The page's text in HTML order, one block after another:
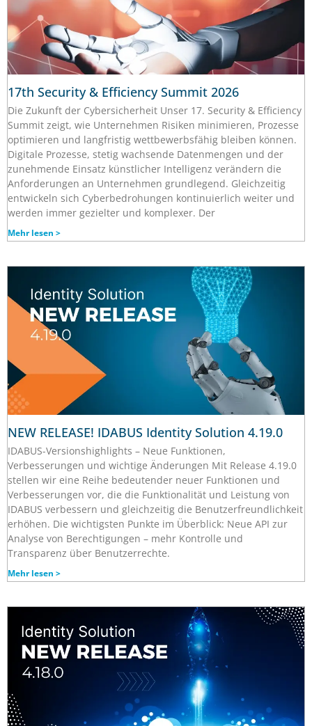
17th Security & Efficiency Summit 2026
Die Zukunft der Cybersicherheit Unser 17. Security & Efficiency
Summit zeigt, wie Unternehmen Risiken minimieren, Prozesse
optimieren und langfristig wettbewerbsfähig bleiben können.
Digitale Prozesse, stetig wachsende Datenmengen und der
zunehmende Einsatz künstlicher Intelligenz verändern die
Anforderungen an Unternehmen grundlegend. Gleichzeitig
entwickeln sich Cyberbedrohungen kontinuierlich weiter und
werden immer gezielter und komplexer. Der
Mehr lesen >
NEW RELEASE! IDABUS Identity Solution 4.19.0
IDABUS-Versionshighlights – Neue Funktionen,
Verbesserungen und wichtige Änderungen Mit Release 4.19.0
stellen wir eine Reihe bedeutender neuer Funktionen und
Verbesserungen vor, die die Funktionalität und Leistung von
IDABUS verbessern und gleichzeitig die Benutzerfreundlichkeit
erhöhen. Die wichtigsten Punkte im Überblick: Neue API zur
Analyse von Berechtigungen – mehr Kontrolle und
Transparenz über Benutzerrechte.
Mehr lesen >